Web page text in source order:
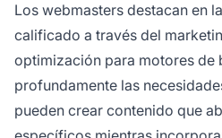
Los webmasters destacan en
calificado a través del
optimización para motores de
profundamente las
pueden crear contenido que